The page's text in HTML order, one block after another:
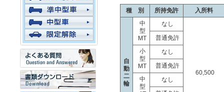
種 別 所持免許 入所料
自
動
二
輪
中
型
MT
なし
60,500
普通免許
小
型
MT
なし
普通免許
中
型
なし